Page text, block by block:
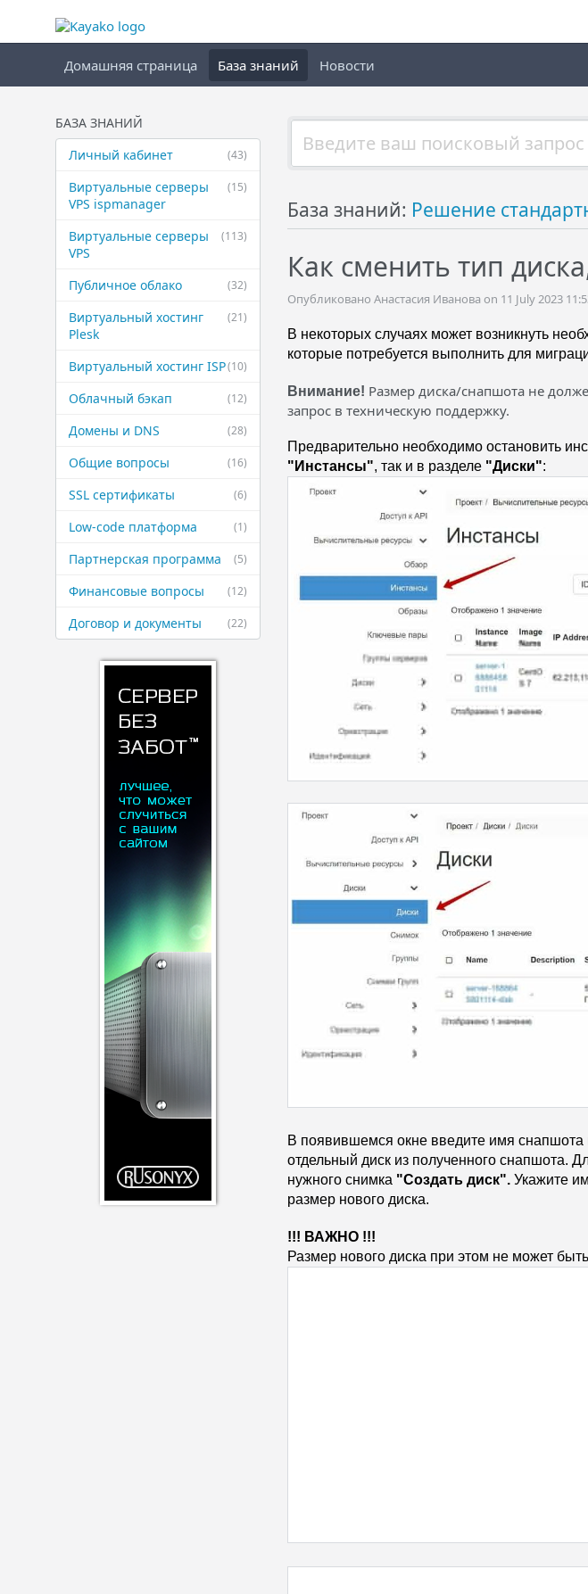
Домашняя страница База знаний Новости
БАЗА ЗНАНИЙ
(43)
Личный кабинет
(15)
Виртуальные ​серверы
VPS ispmanager
(113)
Виртуальные ​серверы
VPS
(32)
Публичное ​облако
(21)
Виртуальный ​хостинг
Plesk
(10)
Виртуальный ​хостинг ISP
(12)
Облачный бэкап
(28)
Домены и DNS
(16)
Общие вопросы
(6)
SSL сертификаты
(1)
Low-code платформа
(5)
Партнерская ​программа
(12)
Финансовые ​вопросы
(22)
Договор и ​документы
База знаний: Решение
Как сменить тип
Опубликовано Анастасия Иванова on 11 July 2023
В некоторых случаях может возникнуть
которые потребуется выполнить для
Внимание! Размер диска/снапшота не
запрос в техническую поддержку.
Предварительно необходимо остановить
"Инстансы", так и в разделе "Диски":
В появившемся окне введите имя снапшота
отдельный диск из полученного снапшота.
нужного снимка "Создать диск". Укажите
размер нового диска.
!!! ВАЖНО !!!
Размер нового диска при этом не может